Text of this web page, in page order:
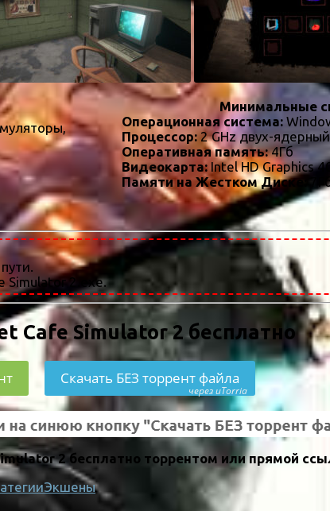
Минимальные
Операционная система:
Процессор:2 GHz двух-ядерный
Оперативная память:4Гб
Видеокарта: Intel HD Graphics
Памяти на Жестком Диске:
Simulator 2.exe.
Cafe Simulator 2 бесплатно
Скачать БЕЗ торрент файла
через uTorria
2 бесплатно торрентом или прямой
Экшены